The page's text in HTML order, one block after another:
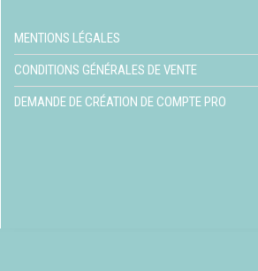
MENTIONS LÉGALES
CONDITIONS GÉNÉRALES DE VENTE
DEMANDE DE CRÉATION DE COMPTE PRO